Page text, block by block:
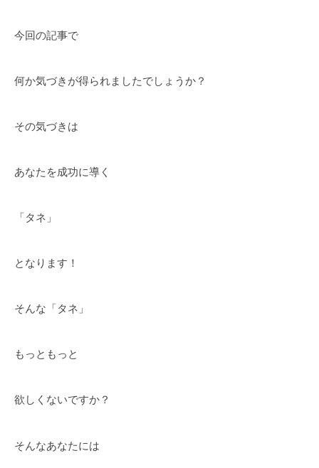
今回の記事で
何か気づきが得られましたでしょうか？
その気づきは
あなたを成功に導く
「タネ」
となります！
そんな「タネ」
もっともっと
欲しくないですか？
そんなあなたには